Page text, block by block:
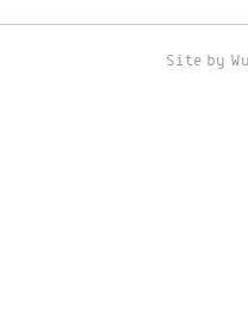
Site by